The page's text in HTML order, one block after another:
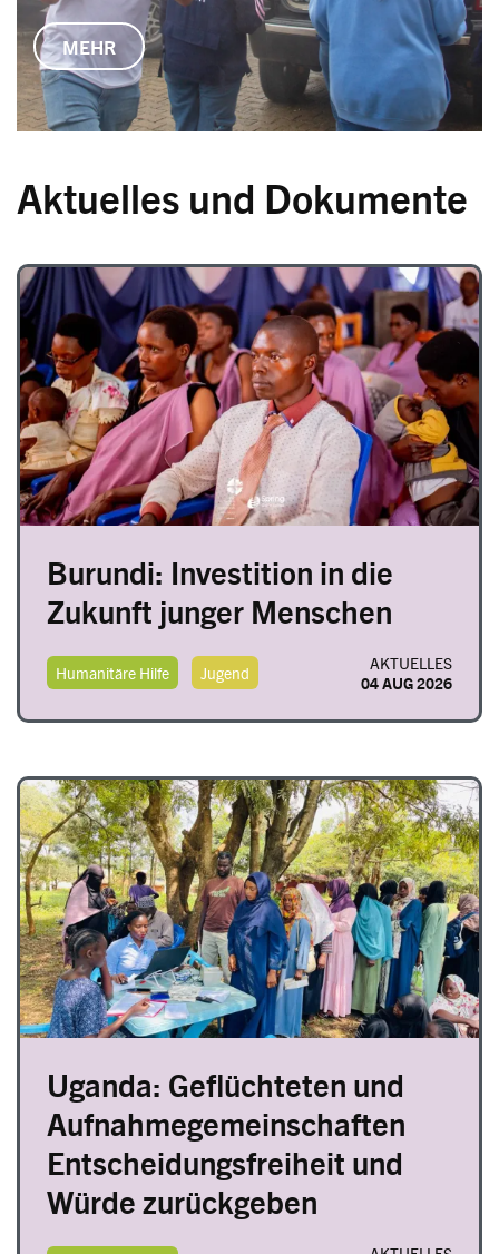
MEHR
Aktuelles und Dokumente
Image
Burundi: Investition in die
Zukunft junger Menschen
Humanitäre Hilfe Jugend
AKTUELLES
04 AUG 2026
Image
Uganda: Geflüchteten und
Aufnahmegemeinschaften
Entscheidungsfreiheit und
Würde zurückgeben